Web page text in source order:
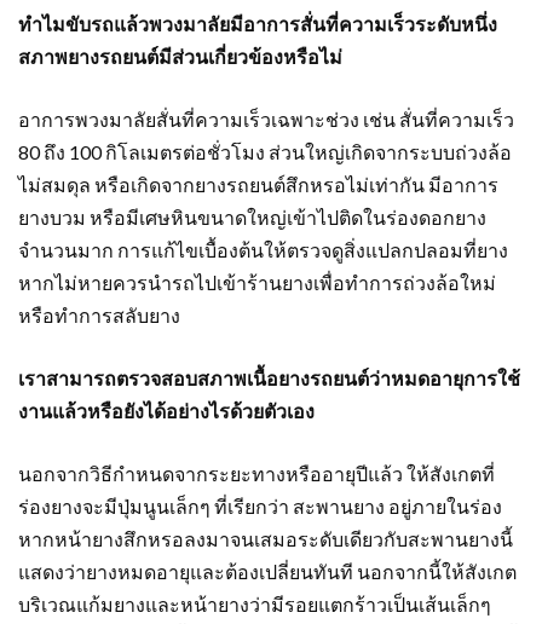
ทำไมขับรถแล้วพวงมาลัยมีอาการสั่นที่ความเร็วระดับหนึ่ง
สภาพยางรถยนต์มีส่วนเกี่ยวข้องหรือไม่
อาการพวงมาลัยสั่นที่ความเร็วเฉพาะช่วง เช่น สั่นที่ความเร็ว
80 ถึง 100 กิโลเมตรต่อชั่วโมง ส่วนใหญ่เกิดจากระบบถ่วงล้อ
ไม่สมดุล หรือเกิดจากยางรถยนต์สึกหรอไม่เท่ากัน มีอาการ
ยางบวม หรือมีเศษหินขนาดใหญ่เข้าไปติดในร่องดอกยาง
จำนวนมาก การแก้ไขเบื้องต้นให้ตรวจดูสิ่งแปลกปลอมที่ยาง
หากไม่หายควรนำรถไปเข้าร้านยางเพื่อทำการถ่วงล้อใหม่
หรือทำการสลับยาง
เราสามารถตรวจสอบสภาพเนื้อยางรถยนต์ว่าหมดอายุการใช้
งานแล้วหรือยังได้อย่างไรด้วยตัวเอง
นอกจากวิธีกำหนดจากระยะทางหรืออายุปีแล้ว ให้สังเกตที่
ร่องยางจะมีปุ่มนูนเล็กๆ ที่เรียกว่า สะพานยาง อยู่ภายในร่อง
หากหน้ายางสึกหรอลงมาจนเสมอระดับเดียวกับสะพานยางนี้
แสดงว่ายางหมดอายุและต้องเปลี่ยนทันที นอกจากนี้ให้สังเกต
บริเวณแก้มยางและหน้ายางว่ามีรอยแตกร้าวเป็นเส้นเล็กๆ